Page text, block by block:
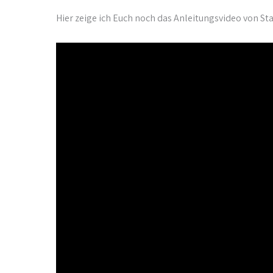
Hier zeige ich Euch noch das Anleitungsvideo von